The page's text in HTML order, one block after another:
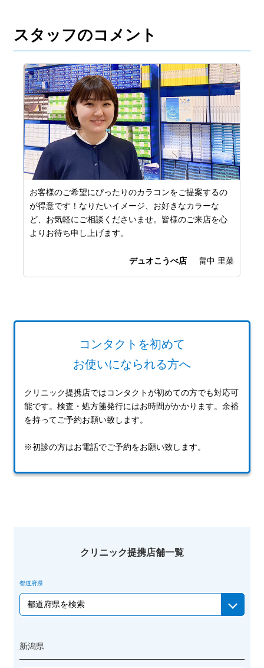
スタッフのコメント
クトの「見え方のプロ」です。見え方
なんでも承っております！皆様の眼の
き合わせていただきますので、ぜひ足
いませ！
髙舘 健悟
お客様のご希望にぴっ
が得意です！なりたい
ど、お気軽にご相談く
たい、カラーが選べない、そんな時は
さい！皆さんのお買い物時間を楽しく
やお帰りの際にも是非お立ち寄りくだ
コンタクトを初めて
お使いになられる方へ
クリニック提携店ではコンタクトが初めての方でも対応可
能です。検査・処方箋発行にはお時間がかかります。余裕
を持ってご予約お願い致します。
※初診の方はお電話でご予約をお願い致します。
クリニック提携店舗一覧
都道府県
新潟県